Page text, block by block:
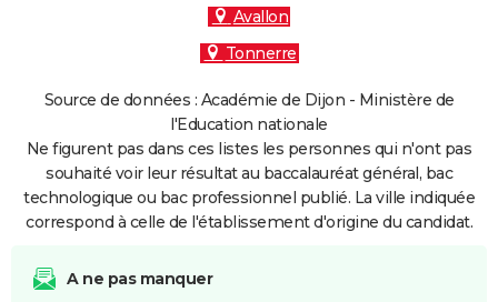
Avallon
Tonnerre
Source de données : Académie de Dijon - Ministère de
l'Education nationale
Ne figurent pas dans ces listes les personnes qui n'ont pas
souhaité voir leur résultat au baccalauréat général, bac
technologique ou bac professionnel publié. La ville indiquée
correspond à celle de l'établissement d'origine du candidat.
A ne pas manquer